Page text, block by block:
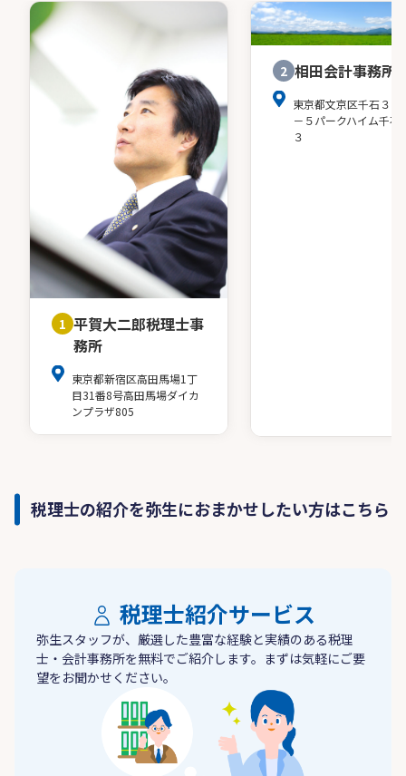
1 平賀大二郎税理士事
務所
東京都新宿区高田馬場1丁
目31番8号高田馬場ダイカ
ンプラザ805
2 相田会計事務所
東京都文京区千石３－
－５パークハイム千石
３
税理士の紹介を弥生におまかせしたい方はこちら
税理士紹介サービス
弥生スタッフが、厳選した豊富な経験と実績のある税理
士・会計事務所を無料でご紹介します。まずは気軽にご要
望をお聞かせください。